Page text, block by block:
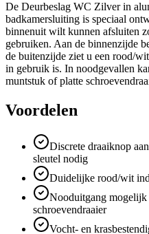
De Deurbeslag WC Zilver in
badkamersluiting is speciaal
binnenuit wilt kunnen afsluiten
gebruiken. Aan de binnenzijde
de buitenzijde ziet u een rood/
in gebruik is. In noodgevallen
muntstuk of platte
Voordelen
Discrete draaiknop
sleutel nodig
Duidelijke rood/wit
Nooduitgang
schroevendraaier
Vocht- en